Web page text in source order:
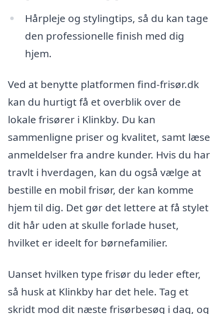
Hårpleje og stylingtips, så du kan tage
den professionelle finish med dig
hjem.
Ved at benytte platformen find-frisør.dk
kan du hurtigt få et overblik over de
lokale frisører i Klinkby. Du kan
sammenligne priser og kvalitet, samt læse
anmeldelser fra andre kunder. Hvis du har
travlt i hverdagen, kan du også vælge at
bestille en mobil frisør, der kan komme
hjem til dig. Det gør det lettere at få stylet
dit hår uden at skulle forlade huset,
hvilket er ideelt for børnefamilier.
Uanset hvilken type frisør du leder efter,
så husk at Klinkby har det hele. Tag et
skridt mod dit næste frisørbesøg i dag, og